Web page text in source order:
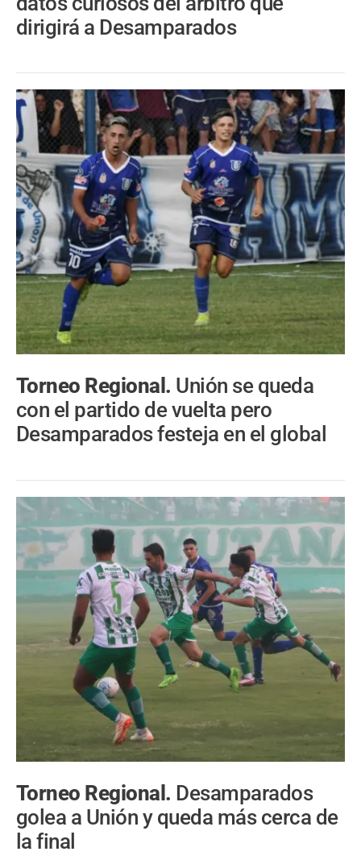
dirigirá a Desamparados
Torneo Regional. Unión se queda
con el partido de vuelta pero
Desamparados festeja en el global
Torneo Regional. Desamparados
golea a Unión y queda más cerca de
la final